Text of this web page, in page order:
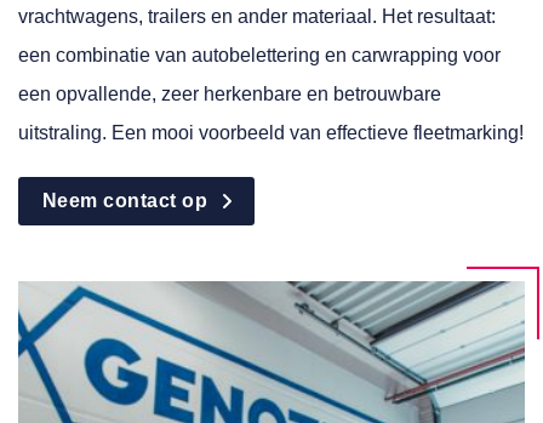
vrachtwagens, trailers en ander materiaal. Het resultaat:
een combinatie van autobelettering en carwrapping voor
een opvallende, zeer herkenbare en betrouwbare
uitstraling. Een mooi voorbeeld van effectieve fleetmarking!
Neem contact op